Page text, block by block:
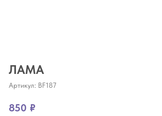
ЛАМА
Артикул: BF187
850 ₽